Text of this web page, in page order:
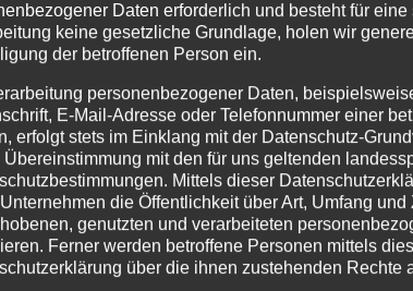
zum Elektromobilitätslabor (eLab) der RWTH
E-Mobility Components“ (PEM) mit
Hausmann empfangen. Neben der
Daten erforderlich und besteht für eine
keine gesetzliche Grundlage, holen wir
der betroffenen Person ein.
personenbezogener Daten,
E-Mail-Adresse oder Telefonnummer einer
erfolgt stets im Einklang mit der Datenschutz-
Übereinstimmung mit den für uns geltenden
Mittels dieser
die Öffentlichkeit über Art, Umfang und
genutzten und verarbeiteten
Ferner werden betroffene Personen mittels
über die ihnen zustehenden Rechte